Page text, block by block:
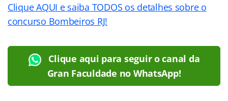
Clique AQUI e saiba TODOS os detalhes sobre o
concurso Bombeiros RJ!
Clique aqui para seguir o canal da
Gran Faculdade no WhatsApp!